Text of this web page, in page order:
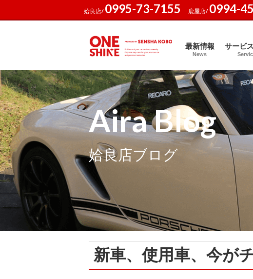
姶良店/ 0995-73-7155 鹿屋店/ 0994-
最新情報
News
サービ
Aira Blog
姶良店ブログ
新車、使用車、今が